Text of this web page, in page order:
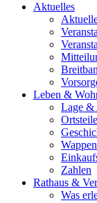
Aktuelles
Leben &
Lage &
Ortsteile
Wappen
Zahlen
Rathaus &
Was